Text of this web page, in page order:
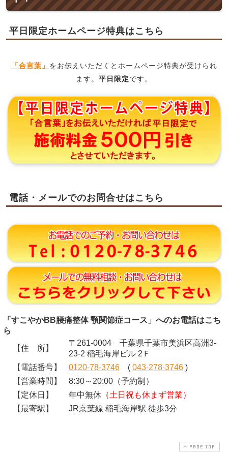
平日限定ホームページ特典はこちら
「合言葉」 をお伝えいただくとホームページ特典が受けられ
ます。 平日限定です。
電話・メールでのお問合せはこちら
「すこやかBB腰痛整体 顎関節症コース」へのお電話はこち
ら
【住 所】
〒261-0004 千葉県千葉市美浜区高洲3-
23-2 稲毛海岸ビル 2Ｆ
【電話番号】
0120-78-3746 ( 043-278-3746 )
【営業時間】
8:30～20:00（予約制）
【定休日】
年中無休 （土日祝も休まず営業）
【最寄駅】
JR京葉線 稲毛海岸駅 徒歩3分
PAGE TOP